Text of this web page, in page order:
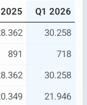
Q1 2026
30.258
891
718
30.258
21.946